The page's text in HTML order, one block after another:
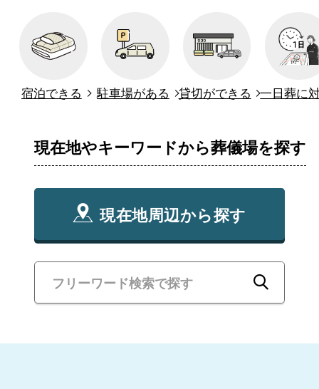
宿泊できる 駐車場がある 貸切ができる 一日葬に
現在地やキーワードから葬儀場を探す
現在地周辺から探す